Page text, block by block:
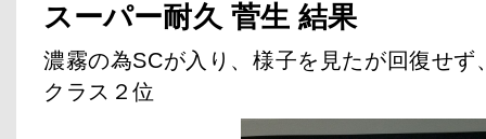
スーパー耐久 菅生 結果
濃霧の為SCが入り、様子を見たが回復せず
クラス２位